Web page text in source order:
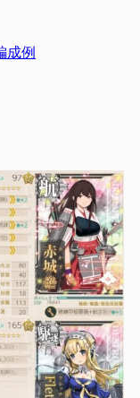
成例